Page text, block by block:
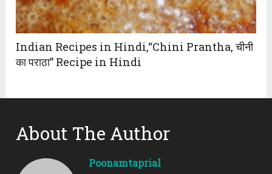
Indian Recipes in Hindi,“Chini Prantha, चीनी
का पराठा” Recipe in Hindi
About The Author
Poonamtaprial